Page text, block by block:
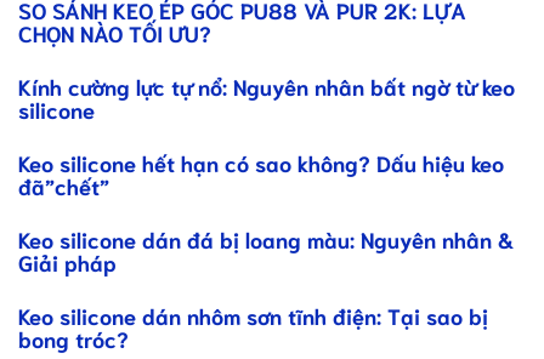
SO SÁNH KEO ÉP GÓC PU88 VÀ PUR 2K: LỰA
CHỌN NÀO TỐI ƯU?
Kính cường lực tự nổ: Nguyên nhân bất ngờ từ keo
silicone
Keo silicone hết hạn có sao không? Dấu hiệu keo
đã”chết”
Keo silicone dán đá bị loang màu: Nguyên nhân &
Giải pháp
Keo silicone dán nhôm sơn tĩnh điện: Tại sao bị
bong tróc?